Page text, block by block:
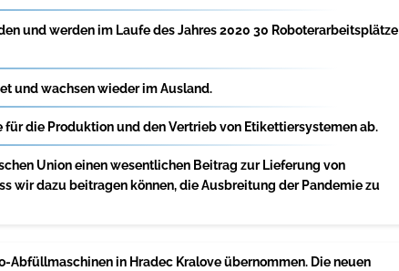
und werden im Laufe des Jahres 2020 30 Roboterarbeitsplätze
und wachsen wieder im Ausland.
die Produktion und den Vertrieb von Etikettiersystemen ab.
Union einen wesentlichen Beitrag zur Lieferung von
wir dazu beitragen können, die Ausbreitung der Pandemie zu
in Hradec Kralove übernommen. Die neuen